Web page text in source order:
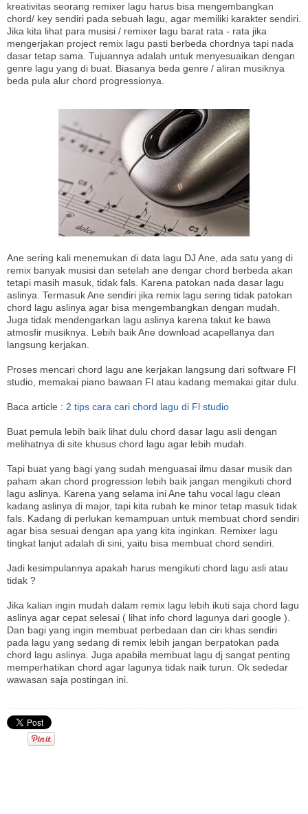
kreativitas seorang remixer lagu harus bisa mengembangkan
chord/ key sendiri pada sebuah lagu, agar memiliki karakter sendiri.
Jika kita lihat para musisi / remixer lagu barat rata - rata jika
mengerjakan project remix lagu pasti berbeda chordnya tapi nada
dasar tetap sama. Tujuannya adalah untuk menyesuaikan dengan
genre lagu yang di buat. Biasanya beda genre / aliran musiknya
beda pula alur chord progressionya.
Ane sering kali menemukan di data lagu DJ Ane, ada satu yang di
remix banyak musisi dan setelah ane dengar chord berbeda akan
tetapi masih masuk, tidak fals. Karena patokan nada dasar lagu
aslinya. Termasuk Ane sendiri jika remix lagu sering tidak patokan
chord lagu aslinya agar bisa mengembangkan dengan mudah.
Juga tidak mendengarkan lagu aslinya karena takut ke bawa
atmosfir musiknya. Lebih baik Ane download acapellanya dan
langsung kerjakan.
Proses mencari chord lagu ane kerjakan langsung dari software Fl
studio, memakai piano bawaan Fl atau kadang memakai gitar dulu.
Baca article : 2 tips cara cari chord lagu di Fl studio
Buat pemula lebih baik lihat dulu chord dasar lagu asli dengan
melihatnya di site khusus chord lagu agar lebih mudah.
Tapi buat yang bagi yang sudah menguasai ilmu dasar musik dan
paham akan chord progression lebih baik jangan mengikuti chord
lagu aslinya. Karena yang selama ini Ane tahu vocal lagu clean
kadang aslinya di major, tapi kita rubah ke minor tetap masuk tidak
fals. Kadang di perlukan kemampuan untuk membuat chord sendiri
agar bisa sesuai dengan apa yang kita inginkan. Remixer lagu
tingkat lanjut adalah di sini, yaitu bisa membuat chord sendiri.
Jadi kesimpulannya apakah harus mengikuti chord lagu asli atau
tidak ?
Jika kalian ingin mudah dalam remix lagu lebih ikuti saja chord lagu
aslinya agar cepat selesai ( lihat info chord lagunya dari google ).
Dan bagi yang ingin membuat perbedaan dan ciri khas sendiri
pada lagu yang sedang di remix lebih jangan berpatokan pada
chord lagu aslinya. Juga apabila membuat lagu dj sangat penting
memperhatikan chord agar lagunya tidak naik turun. Ok sededar
wawasan saja postingan ini.